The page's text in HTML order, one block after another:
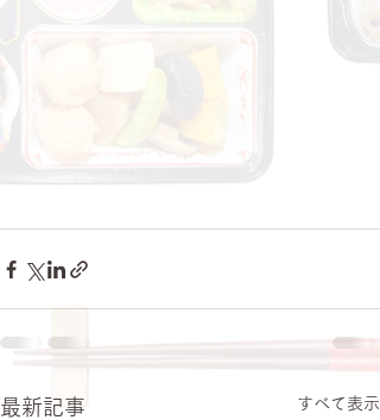
最新記事 すべて表示